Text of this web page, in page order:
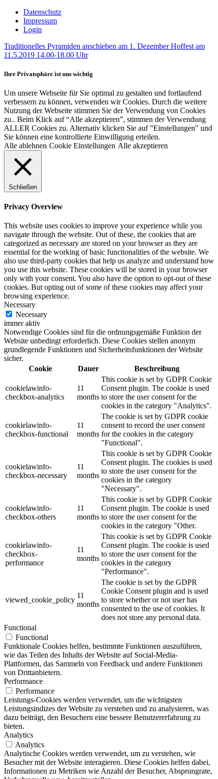
Datenschutz
Impressum
Login
Traditionelles Pyramiden anschieben am 1. Dezember Hoffest am
11.5.2019 14.00-18.00 Uhr
Ihre Privatsphäre ist uns wichtig
Um unsere Webseite für Sie optimal zu gestalten und fortlaufend
verbessern zu können, verwenden wir Cookies. Durch die weitere
Nutzung der Webseite stimmen Sie der Verwendung von Cookies
zu.. Beim Klick auf “Alle akzeptieren”, stimmen der Verwendung
ALLER Cookies zu. Alternativ klicken Sie auf "Einstellungen" und
Sie können eine kontrollierte Einwilligung erteilen.
Alle ablehnen Cookie Einstellungen Alle akzeptieren
Schließen
Privacy Overview
This website uses cookies to improve your experience while you
navigate through the website. Out of these, the cookies that are
categorized as necessary are stored on your browser as they are
essential for the working of basic functionalities of the website. We
also use third-party cookies that help us analyze and understand how
you use this website. These cookies will be stored in your browser
only with your consent. You also have the option to opt-out of these
cookies. But opting out of some of these cookies may affect your
browsing experience.
Necessary
Necessary
immer aktiv
Notwendige Cookies sind für die ordnungsgemäße Funktion der
Website unbedingt erforderlich. Diese Cookies stellen anonym
grundlegende Funktionen und Sicherheitsfunktionen der Website
sicher.
Cookie
Dauer Beschreibung
cookielawinfo-
checkbox-analytics
11
months
This cookie is set by GDPR Cookie
Consent plugin. The cookie is used
to store the user consent for the
cookies in the category "Analytics".
cookielawinfo-
checkbox-functional
11
months
The cookie is set by GDPR cookie
consent to record the user consent
for the cookies in the category
"Functional".
cookielawinfo-
checkbox-necessary
11
months
This cookie is set by GDPR Cookie
Consent plugin. The cookies is used
to store the user consent for the
cookies in the category
"Necessary".
cookielawinfo-
checkbox-others
11
months
This cookie is set by GDPR Cookie
Consent plugin. The cookie is used
to store the user consent for the
cookies in the category "Other.
cookielawinfo-
checkbox-
performance
11
months
This cookie is set by GDPR Cookie
Consent plugin. The cookie is used
to store the user consent for the
cookies in the category
"Performance".
viewed_cookie_policy
11
months
The cookie is set by the GDPR
Cookie Consent plugin and is used
to store whether or not user has
consented to the use of cookies. It
does not store any personal data.
Functional
Functional
Funktionale Cookies helfen, bestimmte Funktionen auszuführen,
wie das Teilen des Inhalts der Website auf Social-Media-
Plattformen, das Sammeln von Feedback und andere Funktionen
von Drittanbietern.
Performance
Performance
Leistungs-Cookies werden verwendet, um die wichtigsten
Leistungsindizes der Website zu verstehen und zu analysieren, was
dazu beiträgt, den Besuchern eine bessere Benutzererfahrung zu
bieten.
Analytics
Analytics
Analytische Cookies werden verwendet, um zu verstehen, wie
Besucher mit der Website interagieren. Diese Cookies helfen dabei,
Informationen zu Metriken wie Anzahl der Besucher, Absprungrate,